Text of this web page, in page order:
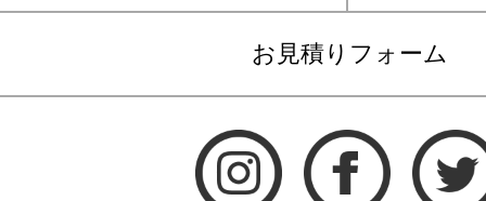
お見積りフォーム